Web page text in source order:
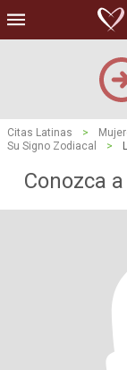
Citas Latinas >
Su Signo Zodiacal
>
Conozca